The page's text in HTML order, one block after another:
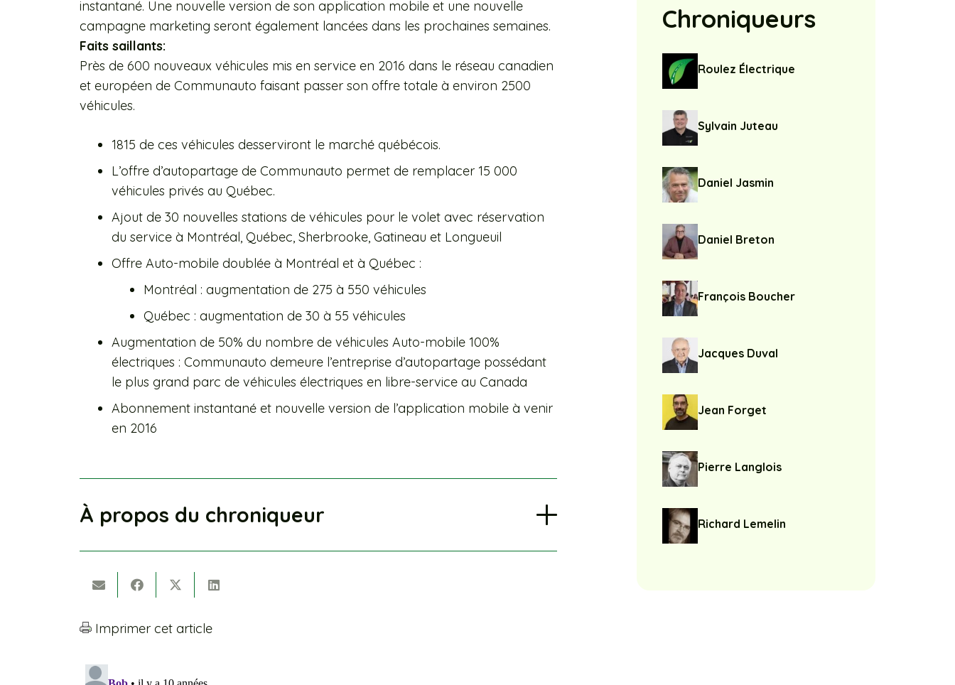
instantané. Une nouvelle version de son application mobile et une nouvelle
campagne marketing seront également lancées dans les prochaines semaines.
Faits saillants:
Près de 600 nouveaux véhicules mis en service en 2016 dans le réseau canadien
et européen de Communauto faisant passer son offre totale à environ 2500
véhicules.
1815 de ces véhicules desserviront le marché québécois.
L’offre d’autopartage de Communauto permet de remplacer 15 000
véhicules privés au Québec.
Ajout de 30 nouvelles stations de véhicules pour le volet avec réservation
du service à Montréal, Québec, Sherbrooke, Gatineau et Longueuil
Offre Auto-mobile doublée à Montréal et à Québec :
Montréal : augmentation de 275 à 550 véhicules
Québec : augmentation de 30 à 55 véhicules
Augmentation de 50% du nombre de véhicules Auto-mobile 100%
électriques : Communauto demeure l’entreprise d’autopartage possédant
le plus grand parc de véhicules électriques en libre-service au Canada
Abonnement instantané et nouvelle version de l’application mobile à venir
en 2016
À propos du chroniqueur
Imprimer cet article
Chroniqueurs
Roulez Électrique
Sylvain Juteau
Daniel Jasmin
Daniel Breton
François Boucher
Jacques Duval
Jean Forget
Pierre Langlois
Richard Lemelin